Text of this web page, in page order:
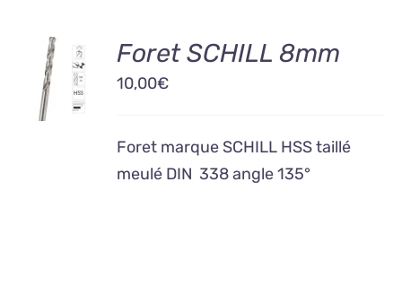
AJOUTER
AU
PANIER
DÉTAILS
Foret SCHILL 8mm
10,00€
Foret marque SCHILL HSS taillé
meulé DIN 338 angle 135°